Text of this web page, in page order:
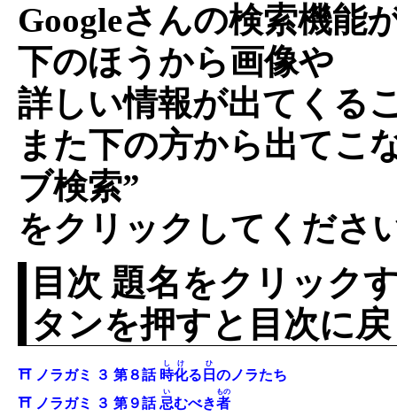
Googleさんの検索機能
下のほうから画像や
詳しい情報が出てくる
また下の方から出てこ
ブ検索”
をクリックしてくださ
目次 題名をクリック
タンを押すと目次に
⛩ ノラガミ ３ 第８話 時化
しけ
る 日
ひ
のノラたち
⛩ ノラガミ ３ 第９話忌
い
むべき者
もの